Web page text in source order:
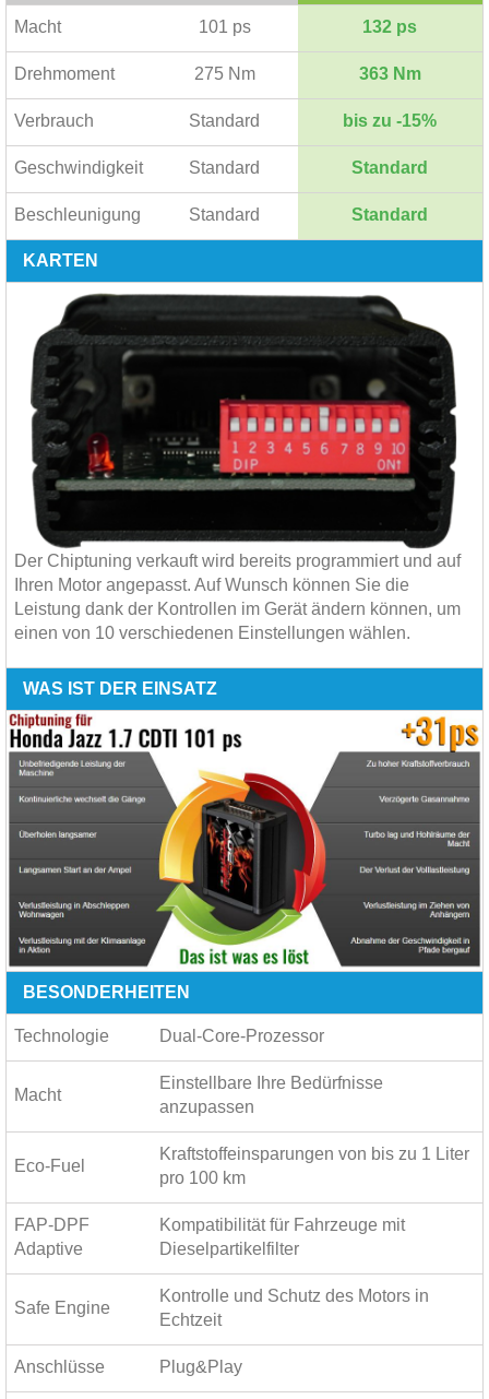
Macht 101 ps 132 ps
Drehmoment 275 Nm 363 Nm
Verbrauch Standard bis zu -15%
Geschwindigkeit Standard Standard
Beschleunigung Standard Standard
KARTEN
Der Chiptuning verkauft wird bereits programmiert und auf
Ihren Motor angepasst. Auf Wunsch können Sie die
Leistung dank der Kontrollen im Gerät ändern können, um
einen von 10 verschiedenen Einstellungen wählen.
WAS IST DER EINSATZ
BESONDERHEITEN
Technologie Dual-Core-Prozessor
Macht
Einstellbare Ihre Bedürfnisse
anzupassen
Eco-Fuel
Kraftstoffeinsparungen von bis zu 1 Liter
pro 100 km
FAP-DPF
Adaptive
Kompatibilität für Fahrzeuge mit
Dieselpartikelfilter
Safe Engine
Kontrolle und Schutz des Motors in
Echtzeit
Anschlüsse Plug&Play